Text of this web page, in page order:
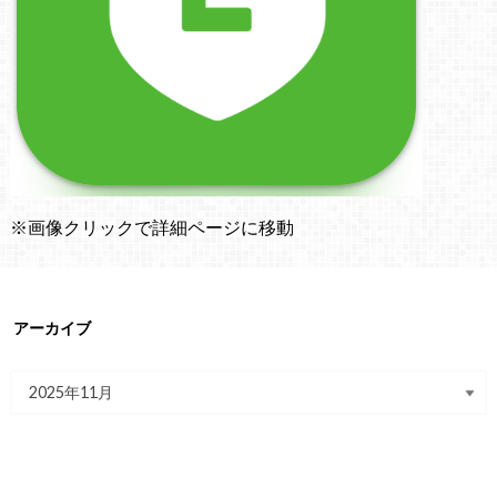
※画像クリックで詳細ページに移動
アーカイブ